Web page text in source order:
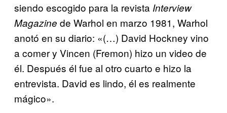
siendo escogido para la revista Interview
Magazine de Warhol en marzo 1981, Warhol
anotó en su diario: «(…) David Hockney vino
a comer y Vincen (Fremon) hizo un video de
él. Después él fue al otro cuarto e hizo la
entrevista. David es lindo, él es realmente
mágico».